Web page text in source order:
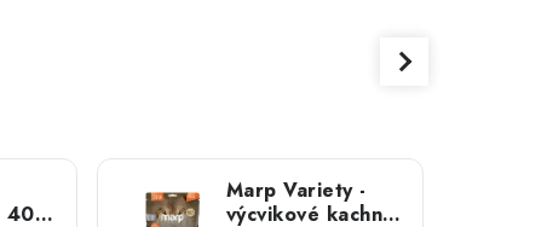
Marp Variety -
výcvikové kachní